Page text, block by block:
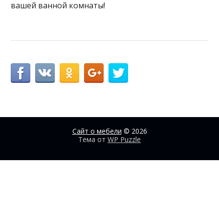
вашей ванной комнаты!
Сайт о мебели © 2026
Тема от WP Puzzle